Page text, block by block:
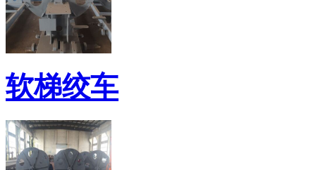
软梯绞车